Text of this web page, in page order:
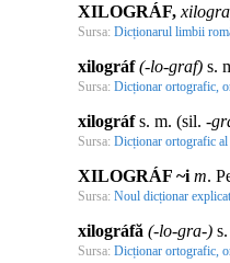
XILOGRÁF,
Sursa: Dicționarul limbii
xilográf (-lo-graf) s.
Sursa: Dicționar ortografic,
xilográfs. m. (sil. -
Sursa: Dicționar ortografic
XILOGRÁF ~i m.
Sursa: Noul dicționar
xilográfă (-lo-gra-)
Sursa: Dicționar ortografic,